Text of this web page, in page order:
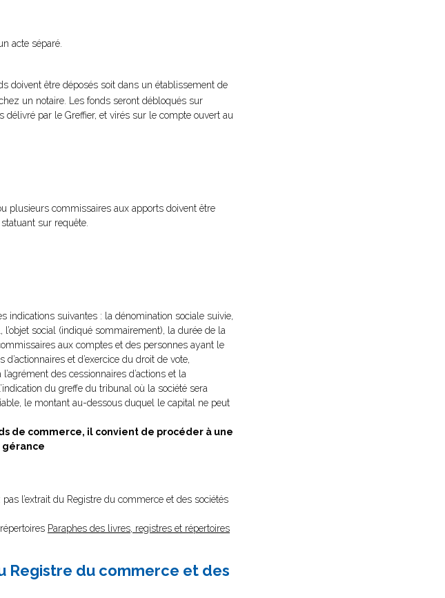
acte séparé.
doivent être déposés soit dans un établissement de
un notaire. Les fonds seront débloqués sur
délivré par le Greffier, et virés sur le compte ouvert au
plusieurs commissaires aux apports doivent être
sur requête.
indications suivantes : la dénomination sociale suivie,
social (indiqué sommairement), la durée de la
aux comptes et des personnes ayant le
et d’exercice du droit de vote,
des cessionnaires d’actions et la
du greffe du tribunal où la société sera
le montant au-dessous duquel le capital ne peut
de commerce, il convient de procéder à une
gérance
l’extrait du Registre du commerce et des sociétés
Paraphes des livres, registres et répertoires
Registre du commerce et des